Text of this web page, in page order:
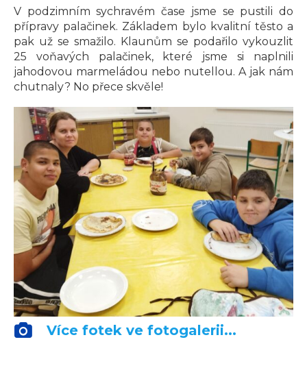
V podzimním sychravém čase jsme se pustili do
přípravy palačinek. Základem bylo kvalitní těsto a
pak už se smažilo. Klaunům se podařilo vykouzlit
25 voňavých palačinek, které jsme si naplnili
jahodovou marmeládou nebo nutellou. A jak nám
chutnaly? No přece skvěle!
Více fotek ve fotogalerii...